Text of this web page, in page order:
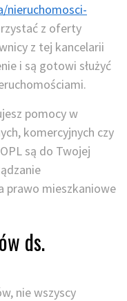
nieruchomosci-
z oferty
z tej kancelarii
i są gotowi służyć
pomocy w
komercyjnych czy
są do Twojej
prawo mieszkaniowe
ds.
nie wszyscy